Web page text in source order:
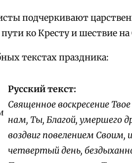
подчеркивают
ко Кресту и шествие на
текстах праздника:
Русский текст:
Священное воскресение
нам, Ты, Благой, умершего
воздвиг повелением Своим,
четвертый день,